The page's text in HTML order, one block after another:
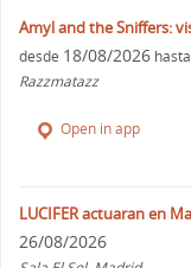
Amyl and the Sniffers:
desde 18/08/2026 hasta
Razzmatazz
Open in app
LUCIFER actuaran en
26/08/2026